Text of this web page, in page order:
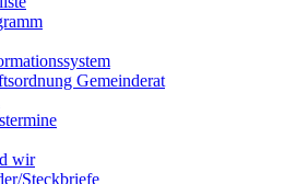
Gemeinderat
wir
Steckbriefe